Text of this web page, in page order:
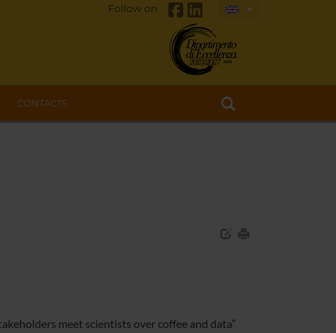
Follow on
CONTACTS
meet scientists over coffee and data”